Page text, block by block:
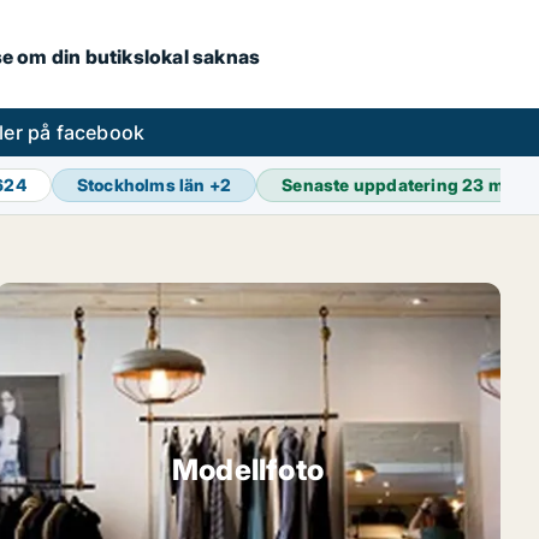
om din butikslokal saknas
på facebook
Stockholms län +2 Senaste uppdatering23 min
Modellfoto